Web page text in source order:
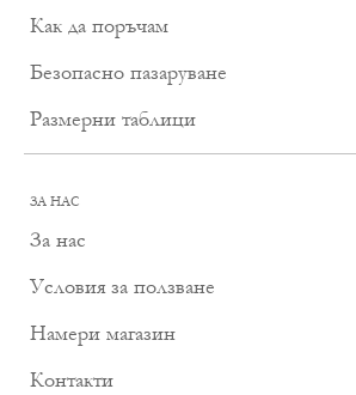
Как да поръчам
Безопасно пазаруване
Размерни таблици
ЗА НАС
За нас
Условия за ползване
Намери магазин
Контакти